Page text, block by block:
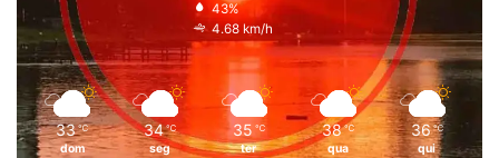
43%
4.68 km/h
33 ℃
dom
34 ℃
seg
35 ℃
ter
38 ℃
qua
36 ℃
qui